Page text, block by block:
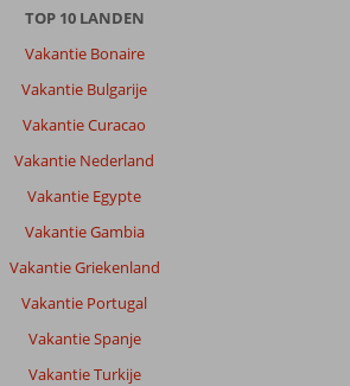
TOP 10 LANDEN
Vakantie Bonaire
Vakantie Bulgarije
Vakantie Curacao
Vakantie Nederland
Vakantie Egypte
Vakantie Gambia
Vakantie Griekenland
Vakantie Portugal
Vakantie Spanje
Vakantie Turkije